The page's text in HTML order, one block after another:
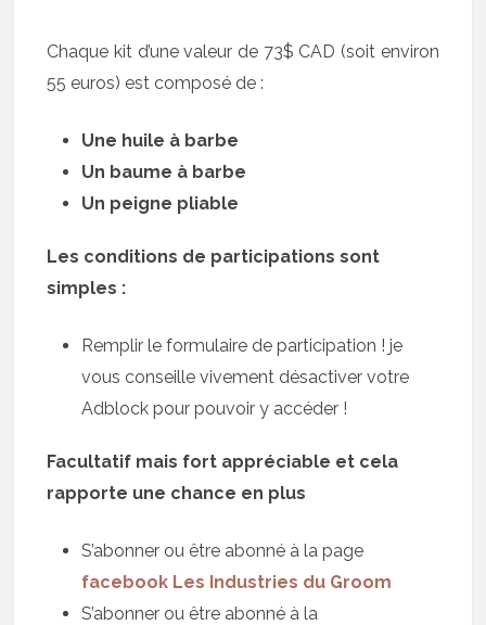
Chaque kit d’une valeur de 73$ CAD (soit environ
55 euros) est composé de :
Une huile à barbe
Un baume à barbe
Un peigne pliable
Les conditions de participations sont
simples :
Remplir le formulaire de participation ! je
vous conseille vivement désactiver votre
Adblock pour pouvoir y accéder !
Facultatif mais fort appréciable et cela
rapporte une chance en plus
S’abonner ou être abonné à la page
facebook Les Industries du Groom
S’abonner ou être abonné à la